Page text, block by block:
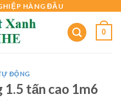
HÀNG ĐẦU
0
ĐỘNG
tấn cao 1m6